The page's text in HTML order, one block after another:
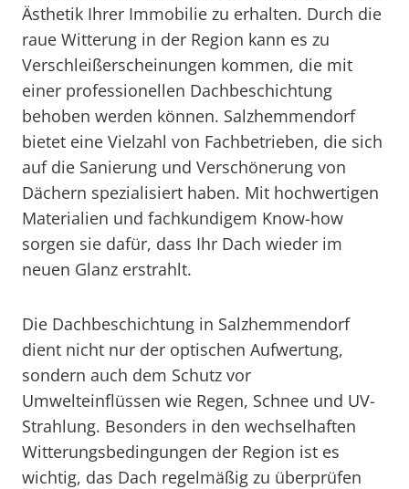
Ästhetik Ihrer Immobilie zu erhalten. Durch die
raue Witterung in der Region kann es zu
Verschleißerscheinungen kommen, die mit
einer professionellen Dachbeschichtung
behoben werden können. Salzhemmendorf
bietet eine Vielzahl von Fachbetrieben, die sich
auf die Sanierung und Verschönerung von
Dächern spezialisiert haben. Mit hochwertigen
Materialien und fachkundigem Know-how
sorgen sie dafür, dass Ihr Dach wieder im
neuen Glanz erstrahlt.
Die Dachbeschichtung in Salzhemmendorf
dient nicht nur der optischen Aufwertung,
sondern auch dem Schutz vor
Umwelteinflüssen wie Regen, Schnee und UV-
Strahlung. Besonders in den wechselhaften
Witterungsbedingungen der Region ist es
wichtig, das Dach regelmäßig zu überprüfen